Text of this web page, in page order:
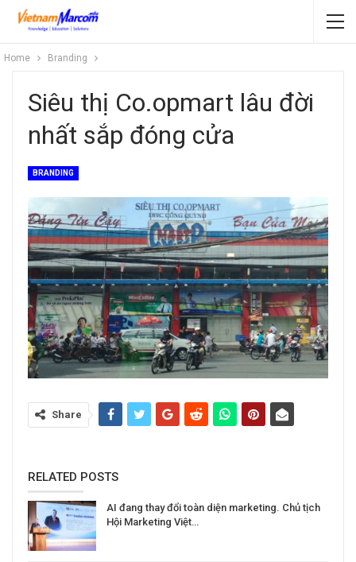
Home Branding
Siêu thị Co.opmart lâu đời
nhất sắp đóng cửa
BRANDING
Share
RELATED POSTS
AI đang thay đổi toàn diện marketing. Chủ tịch
Hội Marketing Việt…